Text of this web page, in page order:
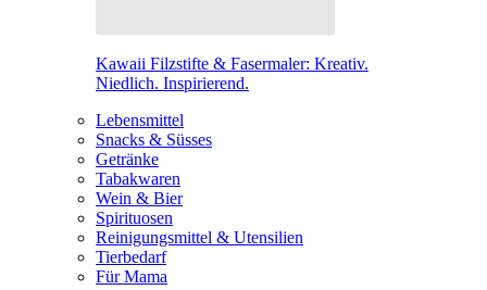
Kawaii Filzstifte & Fasermaler: Kreativ.
Niedlich. Inspirierend.
Lebensmittel
Snacks & Süsses
Getränke
Tabakwaren
Wein & Bier
Spirituosen
Reinigungsmittel & Utensilien
Tierbedarf
Für Mama